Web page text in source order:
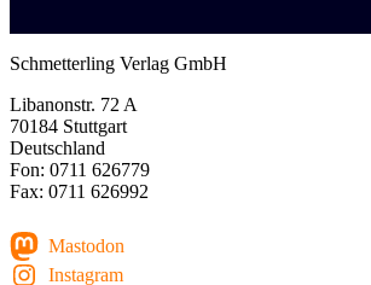
Schmetterling Verlag GmbH
Libanonstr. 72 A
70184 Stuttgart
Deutschland
Fon: 0711 626779
Fax: 0711 626992
Mastodon
Instagram